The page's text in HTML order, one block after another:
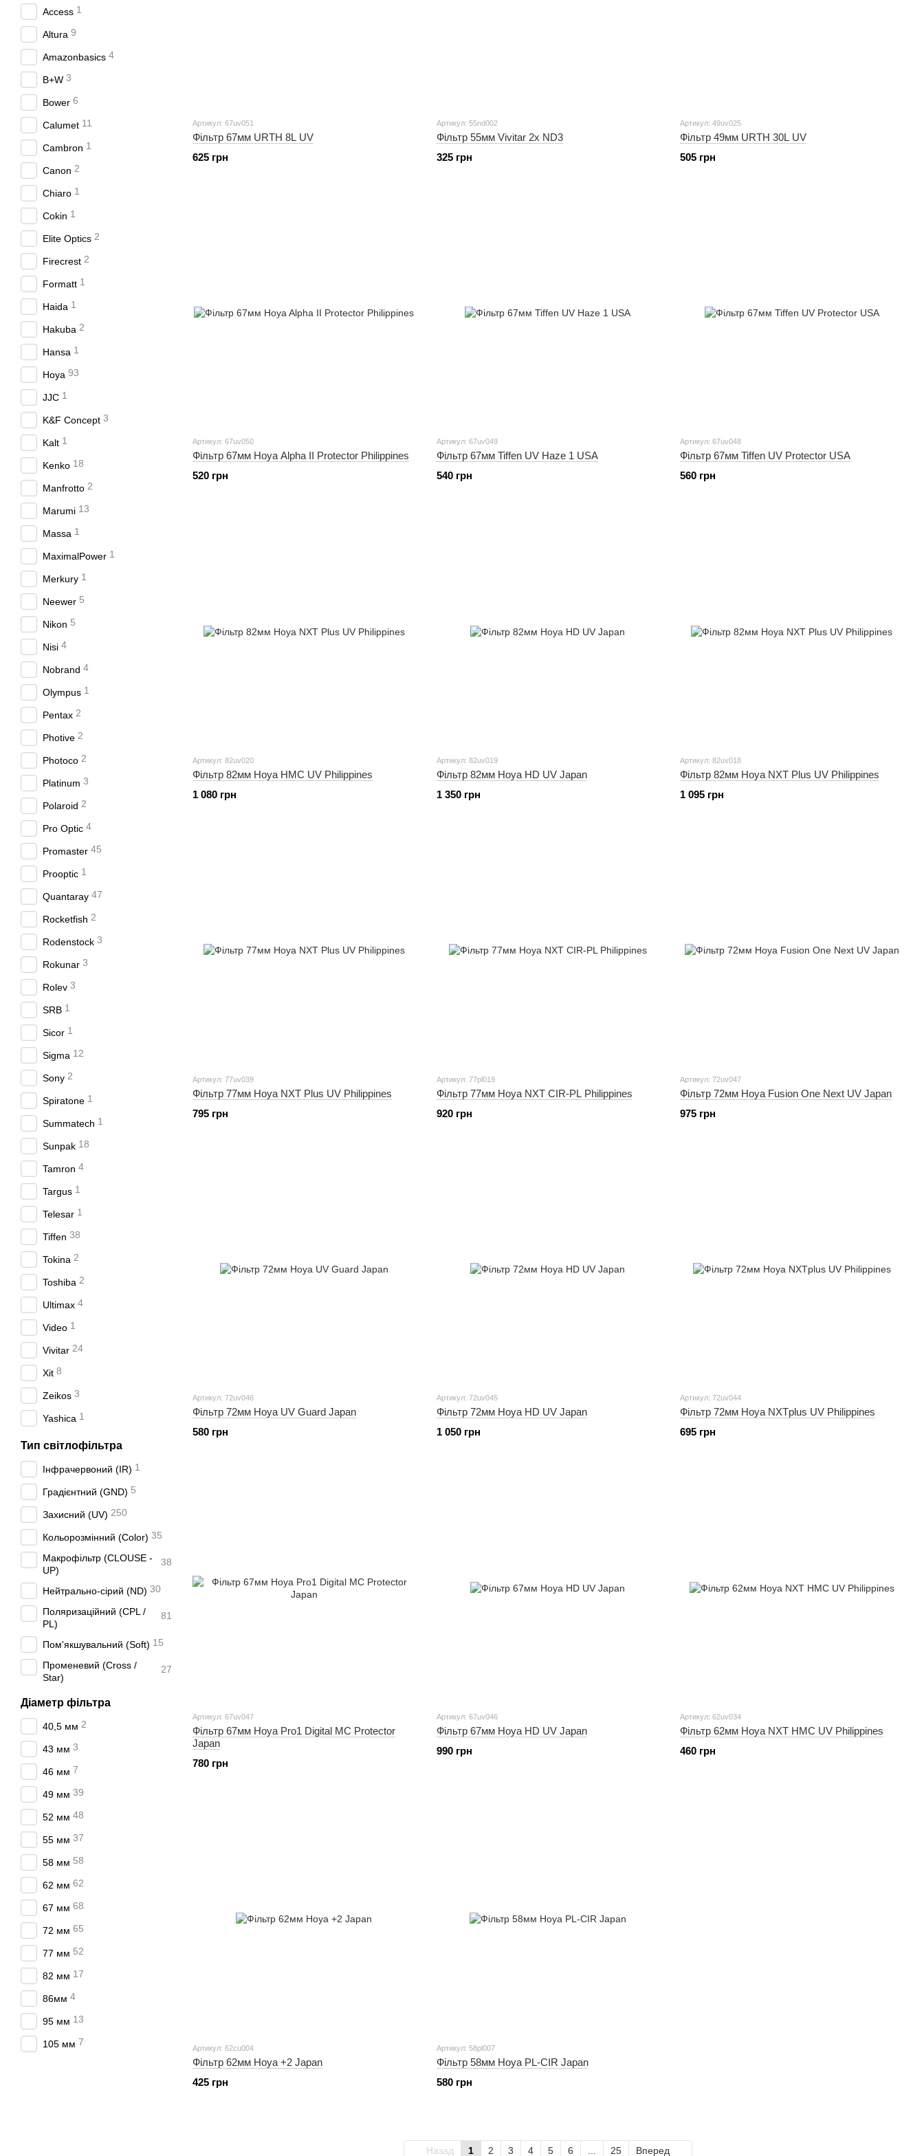
Артикул: 67uv051
Фільтр 67мм URTH 8L UV
625 грн
Артикул: 55nd002
Фільтр 55мм Vivitar 2x ND3
325 грн
Артикул: 49uv025
Фільтр 49мм URTH 30L UV
505 грн
Артикул: 67uv050
Фільтр 67мм Hoya Alpha II Protector Philippines
520 грн
Артикул: 67uv049
Фільтр 67мм Tiffen UV Haze 1 USA
540 грн
Артикул: 67uv048
Фільтр 67мм Tiffen UV Protector USA
560 грн
Артикул: 82uv020
Фільтр 82мм Hoya HMC UV Philippines
1 080 грн
Артикул: 82uv019
Фільтр 82мм Hoya HD UV Japan
1 350 грн
Артикул: 82uv018
Фільтр 82мм Hoya NXT Plus UV Philippines
1 095 грн
Артикул: 77uv039
Фільтр 77мм Hoya NXT Plus UV Philippines
795 грн
Артикул: 77pl019
Фільтр 77мм Hoya NXT CIR-PL Philippines
920 грн
Артикул: 72uv047
Фільтр 72мм Hoya Fusion One Next UV Japan
975 грн
Артикул: 72uv046
Фільтр 72мм Hoya UV Guard Japan
580 грн
Артикул: 72uv045
Фільтр 72мм Hoya HD UV Japan
1 050 грн
Артикул: 72uv044
Фільтр 72мм Hoya NXTplus UV Philippines
695 грн
Артикул: 67uv047
Фільтр 67мм Hoya Pro1 Digital MC Protector
Japan
780 грн
Артикул: 67uv046
Фільтр 67мм Hoya HD UV Japan
990 грн
Артикул: 62uv034
Фільтр 62мм Hoya NXT HMC UV Philippines
460 грн
Артикул: 62cu004
Фільтр 62мм Hoya +2 Japan
425 грн
Артикул: 58pl007
Фільтр 58мм Hoya PL-CIR Japan
580 грн
Назад 1 2 3 4 5 6 25 Вперед
Access 1
Altura 9
Amazonbasics 4
B+W 3
Bower 6
Calumet 11
Cambron 1
Canon 2
Chiaro 1
Cokin 1
Elite Optics 2
Firecrest 2
Formatt 1
Haida 1
Hakuba 2
Hansa 1
Hoya 93
JJC 1
K&F Concept 3
Kalt 1
Kenko 18
Manfrotto 2
Marumi 13
Massa 1
MaximalPower 1
Merkury 1
Neewer 5
Nikon 5
Nisi 4
Nobrand 4
Olympus 1
Pentax 2
Photive 2
Photoco 2
Platinum 3
Polaroid 2
Pro Optic 4
Promaster 45
Prooptic 1
Quantaray 47
Rocketfish 2
Rodenstock 3
Rokunar 3
Rolev 3
SRB 1
Sicor 1
Sigma 12
Sony 2
Spiratone 1
Summatech 1
Sunpak 18
Tamron 4
Targus 1
Telesar 1
Tiffen 38
Tokina 2
Toshiba 2
Ultimax 4
Video 1
Vivitar 24
Xit 8
Zeikos 3
Yashica 1
Тип світлофільтра
Інфрачервоний (IR) 1
Градієнтний (GND) 5
Захисний (UV) 250
Кольорозмінний (Color) 35
Макрофільтр (CLOUSE -
UP)
38
Нейтрально-сірий (ND) 30
Поляризаційний (CPL /
PL)
81
Пом'якшувальний (Soft) 15
Променевий (Cross /
Star)
27
Діаметр фільтра
40,5 мм 2
43 мм 3
46 мм 7
49 мм 39
52 мм 48
55 мм 37
58 мм 58
62 мм 62
67 мм 68
72 мм 65
77 мм 52
82 мм 17
86мм 4
95 мм 13
105 мм 7